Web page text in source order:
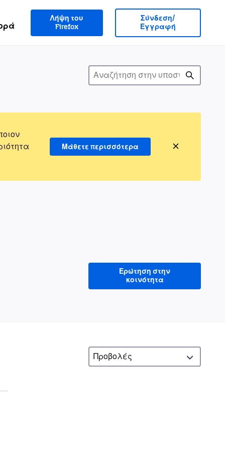
Λήψη του
Firefox
Σύνδεση/
Εγγραφή
Μάθετε περισσότερα
Ερώτηση στην
κοινότητα